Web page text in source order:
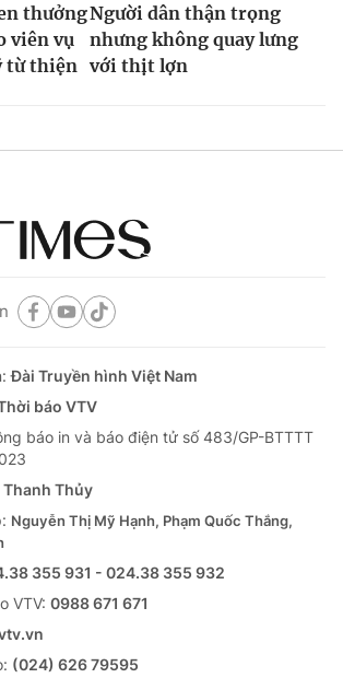
thưởng
viên vụ
từ thiện
Người dân thận trọng
nhưng không quay lưng
với thịt lợn
Đài Truyền hình Việt Nam
báo VTV
báo in và báo điện tử số 483/GP-BTTTT
Thanh Thủy
Nguyễn Thị Mỹ Hạnh, Phạm Quốc Thắng,
355 931 - 024.38 355 932
VTV: 0988 671 671
(024) 626 79595